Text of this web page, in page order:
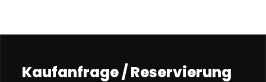
Kaufanfrage / Reservierung